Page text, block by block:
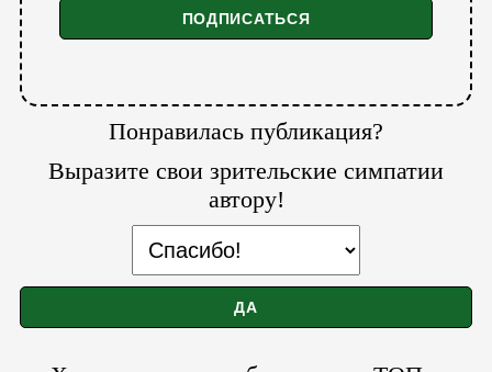
Понравилась публикация?
Выразите свои зрительские симпатии
автору!